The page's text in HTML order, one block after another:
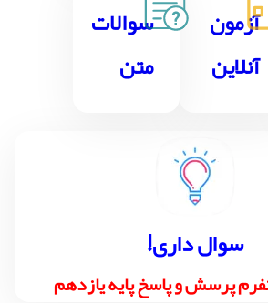
آزمون
آنلاین
سوالات
متن
!سوال داری
پرسش و پاسخ پایه یازدهم